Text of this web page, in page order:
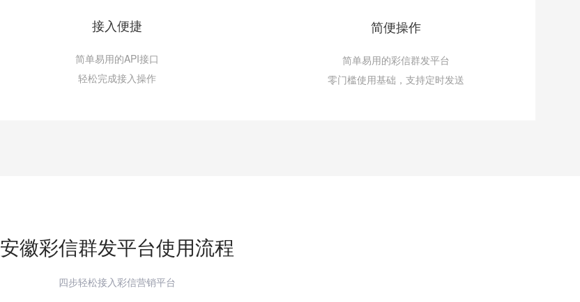
接入便捷
简单易用的API接口
轻松完成接入操作
简便操作
简单易用的彩信群发平台
零门槛使用基础，支持定时发送
安徽彩信群发平台使用流程
四步轻松接入彩信营销平台